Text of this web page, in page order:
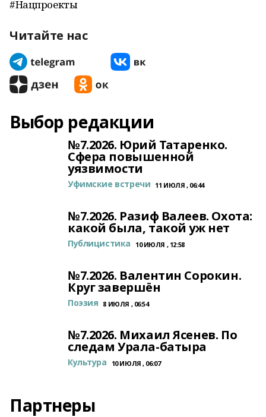
#Нацпроекты
Читайте нас
Выбор редакции
№7.2026. Юрий Татаренко.
Сфера повышенной
уязвимости
Уфимские встречи 11 ИЮЛЯ , 06:44
№7.2026. Разиф Валеев. Охота:
какой была, такой уж нет
Публицистика 10 ИЮЛЯ , 12:58
№7.2026. Валентин Сорокин.
Круг завершён
Поэзия 8 ИЮЛЯ , 06:54
№7.2026. Михаил Ясенев. По
следам Урала-батыра
Культура 10 ИЮЛЯ , 06:07
Партнеры